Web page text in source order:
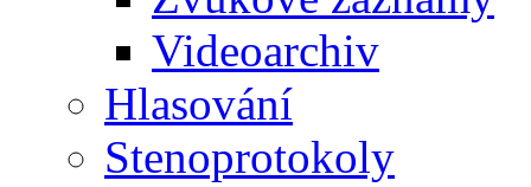
Videoarchiv
Hlasování
Stenoprotokoly